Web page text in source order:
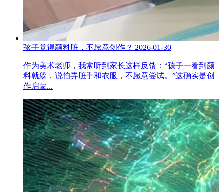
孩子觉得颜料脏，不愿意创作？ 2026-01-30
作为美术老师，我常听到家长这样反馈：“孩子一看到颜
料就躲，说怕弄脏手和衣服，不愿意尝试。”这确实是创
作启蒙...